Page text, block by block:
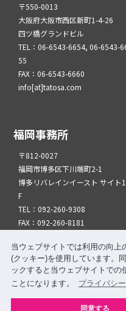
当ウェブサイトでは利用の向上
(クッキー)を使用しています。
ックすると当ウェブサイトでの
ことになります。
プライバシ
同意する
〒550-0013
大阪府大阪市西区新町1-4-26
四ツ橋グランドビル
TEL：06-6543-6654, 06-6543-
55
FAX：06-6543-6660
info[at]tatosa.com
福岡事務所
〒812-0027
福岡市博多区下川端町2-1
博多リバレインイースト サイト
F
TEL：092-260-9308
FAX：092-260-8181
このサイトについて
サイトマップ
関係機